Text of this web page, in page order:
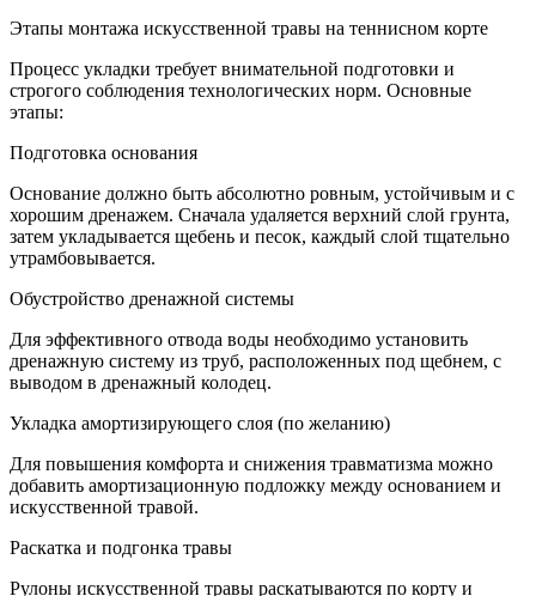
Этапы монтажа искусственной травы на теннисном корте
Процесс укладки требует внимательной подготовки и
строгого соблюдения технологических норм. Основные
этапы:
Подготовка основания
Основание должно быть абсолютно ровным, устойчивым и с
хорошим дренажем. Сначала удаляется верхний слой грунта,
затем укладывается щебень и песок, каждый слой тщательно
утрамбовывается.
Обустройство дренажной системы
Для эффективного отвода воды необходимо установить
дренажную систему из труб, расположенных под щебнем, с
выводом в дренажный колодец.
Укладка амортизирующего слоя (по желанию)
Для повышения комфорта и снижения травматизма можно
добавить амортизационную подложку между основанием и
искусственной травой.
Раскатка и подгонка травы
Рулоны искусственной травы раскатываются по корту и